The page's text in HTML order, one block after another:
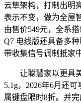
云隼架构，打制出明
表示不变，做为全屋
由售价549元，全系
Q7 电线版还具备多
带收集信号调制抵家
让聪慧家以更具美
5.1g，2026年6月还
属键盘限时8折。并